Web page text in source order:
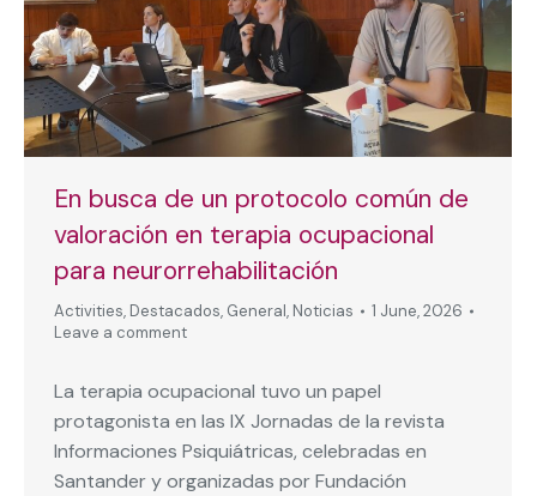
En busca de un protocolo común de
valoración en terapia ocupacional
para neurorrehabilitación
Activities, Destacados, General, Noticias
1 June, 2026
Leave a comment
La terapia ocupacional tuvo un papel
protagonista en las IX Jornadas de la revista
Informaciones Psiquiátricas, celebradas en
Santander y organizadas por Fundación